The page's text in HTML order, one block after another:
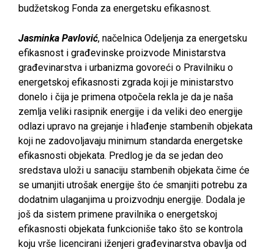
budžetskog Fonda za energetsku efikasnost.
Jasminka Pavlović, načelnica Odeljenja za energetsku
efikasnost i građevinske proizvode Ministarstva
građevinarstva i urbanizma govoreći o Pravilniku o
energetskoj efikasnosti zgrada koji je ministarstvo
donelo i čija je primena otpočela rekla je da je naša
zemlja veliki rasipnik energije i da veliki deo energije
odlazi upravo na grejanje i hlađenje stambenih objekata
koji ne zadovoljavaju minimum standarda energetske
efikasnosti objekata. Predlog je da se jedan deo
sredstava uloži u sanaciju stambenih objekata čime će
se umanjiti utrošak energije što će smanjiti potrebu za
dodatnim ulaganjima u proizvodnju energije. Dodala je
još da sistem primene pravilnika o energetskoj
efikasnosti objekata funkcioniše tako što se kontrola
koju vrše licencirani iženjeri građevinarstva obavlja od